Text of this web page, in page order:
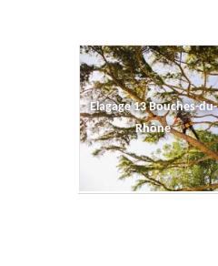
Elagage 13 Bouches-du-
Rhône